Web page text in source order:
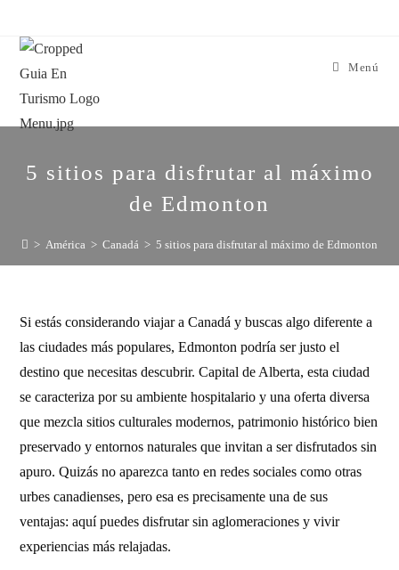
Menú
5 sitios para disfrutar al máximo
de Edmonton
> América > Canadá > 5 sitios para disfrutar al máximo de Edmonton
Si estás considerando viajar a Canadá y buscas algo diferente a
las ciudades más populares, Edmonton podría ser justo el
destino que necesitas descubrir. Capital de Alberta, esta ciudad
se caracteriza por su ambiente hospitalario y una oferta diversa
que mezcla sitios culturales modernos, patrimonio histórico bien
preservado y entornos naturales que invitan a ser disfrutados sin
apuro. Quizás no aparezca tanto en redes sociales como otras
urbes canadienses, pero esa es precisamente una de sus
ventajas: aquí puedes disfrutar sin aglomeraciones y vivir
experiencias más relajadas.